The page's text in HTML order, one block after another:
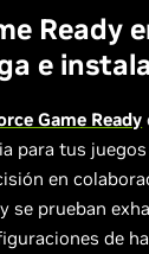
Ready
e
Game Ready
para tus
en
se prueban
de